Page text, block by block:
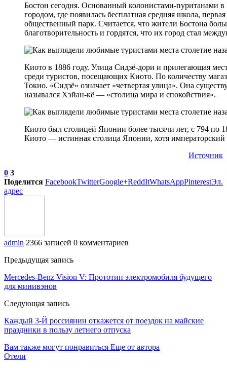
Бостон сегодня. Основанный колонистами-пуританами
городом, где появилась бесплатная средняя школа,
общественный парк. Считается, что жители Бостона
благотворительность и гордятся, что их город стал
Киото в 1886 году. Улица Сидзё-дори и прилегающая
среди туристов, посещающих Киото. По количеству
Токио. «Сидзё» означает «четвертая улица». Она
назывался Хэйан-кё — «столица мира и спокойствия».
Киото был столицей Японии более тысячи лет, с 794 по
Киото — истинная столица Японии, хотя императорский
Источник
0 3
Поделится FacebookTwitterGoogle+ReddItWhatsAppPinterestЭл.
адрес
admin 2366 записей 0 комментариев
Предыдущая запись
Mercedes-Benz Vision V: Прототип электромобиля будущего
для минивэнов
Следующая запись
Каждый 3-Й россиянин откажется от поездок на майские
праздники в пользу летнего отпуска
Вам также могут понравиться Еще от автора
Отели